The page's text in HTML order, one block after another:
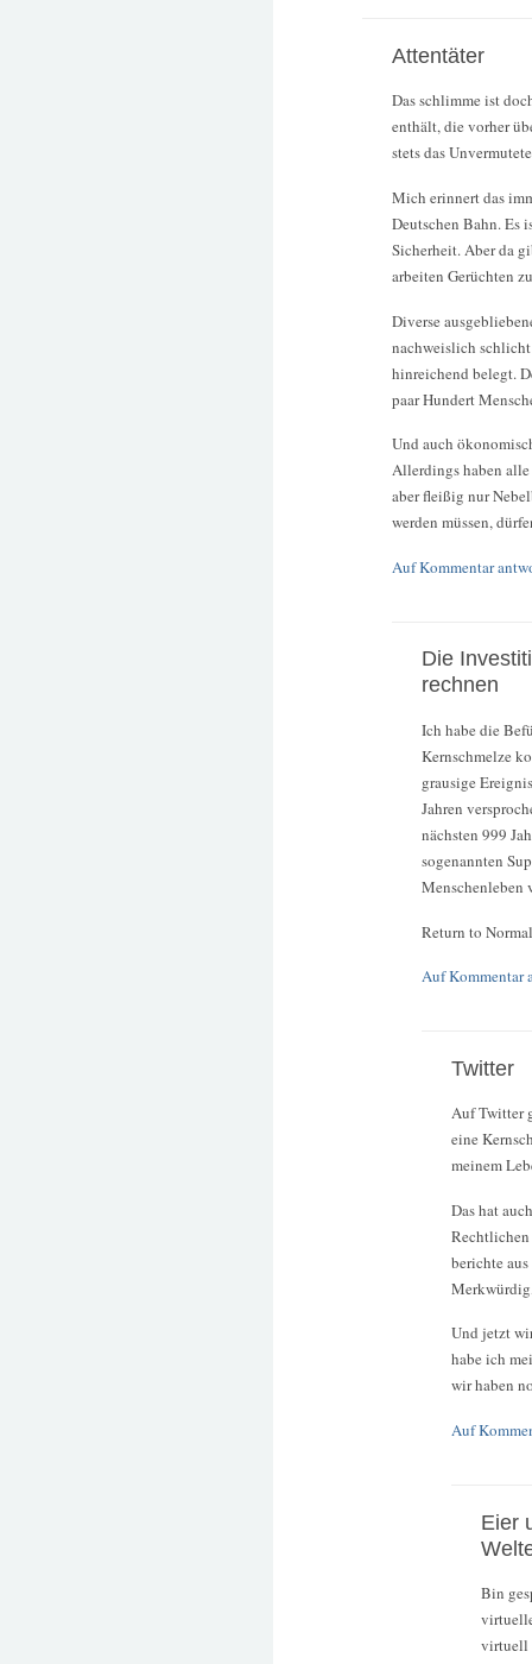
Attentäter
Das schlimme ist
enthält, die vorher
stets das
Mich erinnert das
Deutschen Bahn. Es
Sicherheit. Aber da
arbeiten Gerüchten
Diverse
nachweislich
hinreichend belegt.
paar Hundert
Und auch
Allerdings haben
aber fleißig nur
werden müssen,
Auf Kommentar
Die
rechnen
Ich habe die
Kernschmelze
grausige
Jahren
nächsten 999
sogenannten
Menschenleben
Return to
Auf Kommentar
Twitter
Auf Twitter
eine
meinem
Das hat
Rechtlichen
berichte
Und jetzt
habe ich
wir haben
Auf
Eier
Bin
virtuell